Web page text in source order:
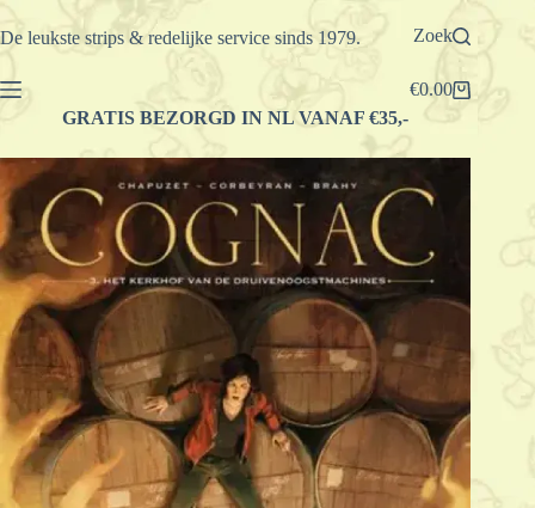
Ga
naar
De leukste strips & redelijke service sinds 1979. Zoek
Winkelwagen
€0.00
GRATIS BEZORGD IN NL VANAF €35,-